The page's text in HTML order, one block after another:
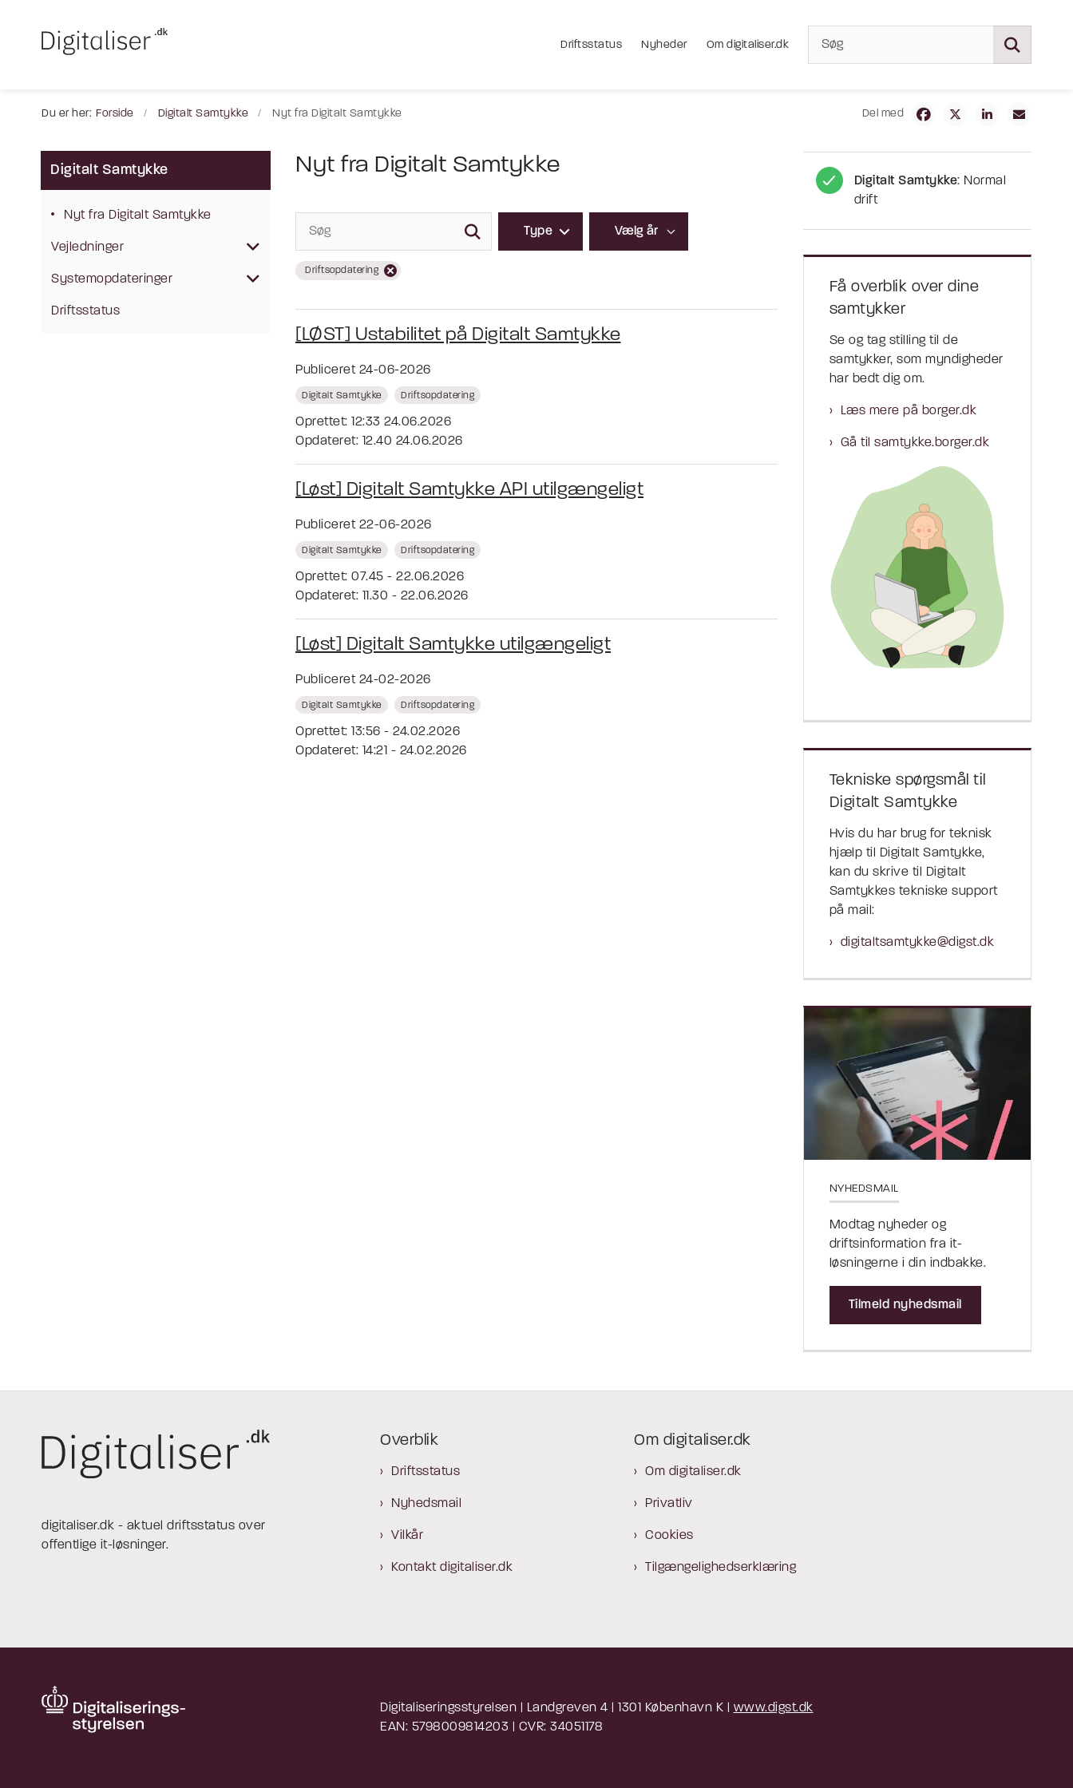
Driftsstatus Nyheder Om digitaliser.dk
Du er her: Forside Digitalt Samtykke Nyt fra Digitalt Samtykke Del med
Digitalt Samtykke
Nyt fra Digitalt Samtykke
Vejledninger
Systemopdateringer
Driftsstatus
Nyt fra Digitalt Samtykke
Type
Driftsopdatering
[LØST] Ustabilitet på Digitalt Samtykke
Publiceret 24-06-2026
Digitalt Samtykke Driftsopdatering
Oprettet: 12:33 24.06.2026
Opdateret: 12.40 24.06.2026
[Løst] Digitalt Samtykke API utilgængeligt
Publiceret 22-06-2026
Digitalt Samtykke Driftsopdatering
Oprettet: 07.45 - 22.06.2026
Opdateret: 11.30 - 22.06.2026
[Løst] Digitalt Samtykke utilgængeligt
Publiceret 24-02-2026
Digitalt Samtykke Driftsopdatering
Oprettet: 13:56 - 24.02.2026
Opdateret: 14:21 - 24.02.2026
Digitalt Samtykke: Normal
drift
Få overblik over dine
samtykker
Se og tag stilling til de
samtykker, som myndigheder
har bedt dig om.
Læs mere på borger.dk
Gå til samtykke.borger.dk
Tekniske spørgsmål til
Digitalt Samtykke
Hvis du har brug for teknisk
hjælp til Digitalt Samtykke,
kan du skrive til Digitalt
Samtykkes tekniske support
på mail:
digitaltsamtykke@digst.dk
NYHEDSMAIL
Modtag nyheder og
driftsinformation fra it-
løsningerne i din indbakke.
Tilmeld nyhedsmail
digitaliser.dk - aktuel driftsstatus over
offentlige it-løsninger.
Overblik
Driftsstatus
Nyhedsmail
Vilkår
Kontakt digitaliser.dk
Om digitaliser.dk
Om digitaliser.dk
Privatliv
Cookies
Tilgængelighedserklæring
Digitaliseringsstyrelsen | Landgreven 4 | 1301 København K | www.digst.dk
EAN: 5798009814203 | CVR: 34051178